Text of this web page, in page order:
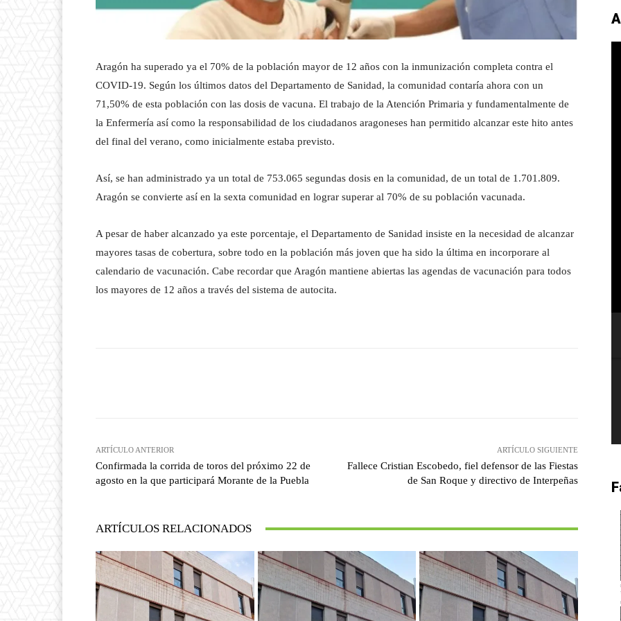
Aragón ha superado ya el 70% de la población mayor de 12 años con la inmunización completa contra el
COVID-19. Según los últimos datos del Departamento de Sanidad, la comunidad contaría ahora con un
71,50% de esta población con las dosis de vacuna. El trabajo de la Atención Primaria y fundamentalmente de
la Enfermería así como la responsabilidad de los ciudadanos aragoneses han permitido alcanzar este hito antes
del final del verano, como inicialmente estaba previsto.
Así, se han administrado ya un total de 753.065 segundas dosis en la comunidad, de un total de 1.701.809.
Aragón se convierte así en la sexta comunidad en lograr superar al 70% de su población vacunada.
A pesar de haber alcanzado ya este porcentaje, el Departamento de Sanidad insiste en la necesidad de alcanzar
mayores tasas de cobertura, sobre todo en la población más joven que ha sido la última en incorporare al
calendario de vacunación. Cabe recordar que Aragón mantiene abiertas las agendas de vacunación para todos
los mayores de 12 años a través del sistema de autocita.
ARTÍCULO ANTERIOR
Confirmada la corrida de toros del próximo 22 de
agosto en la que participará Morante de la Puebla
ARTÍCULO SIGUIENTE
Fallece Cristian Escobedo, fiel defensor de las Fiestas
de San Roque y directivo de Interpeñas
ARTÍCULOS RELACIONADOS